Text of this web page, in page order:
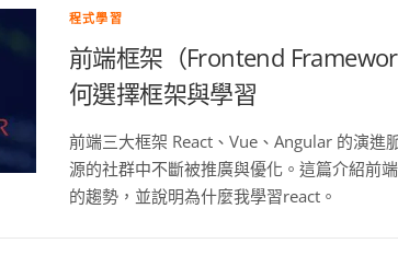
程式學習
前端框架（Frontend
何選擇框架與學習
前端三大框架 React、Vue、Angular 的演進
源的社群中不斷被推廣與優化。這篇介紹前
的趨勢，並說明為什麼我學習react。